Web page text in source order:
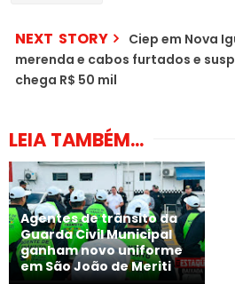
NEXT STORY
Ciep em Nova
merenda e cabos furtados e
chega R$ 50 mil
LEIA TAMBÉM...
Agentes de trânsito da
Guarda Civil Municipal
ganham novo uniforme
em São João de Meriti